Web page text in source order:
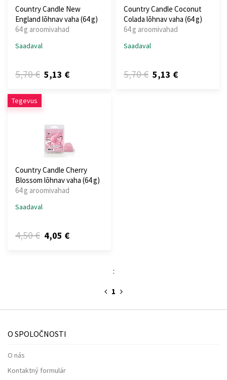
Country Candle New
England lõhnav vaha (64 g)
64 g aroomivahad
Saadaval
5,70 € 5,13 €
Country Candle Coconut
Colada lõhnav vaha (64 g)
64 g aroomivahad
Saadaval
5,70 € 5,13 €
Tegevus
Country Candle Cherry
Blossom lõhnav vaha (64 g)
64 g aroomivahad
Saadaval
4,50 € 4,05 €
:
1
O SPOLOČNOSTI
O nás
Kontaktný formulár